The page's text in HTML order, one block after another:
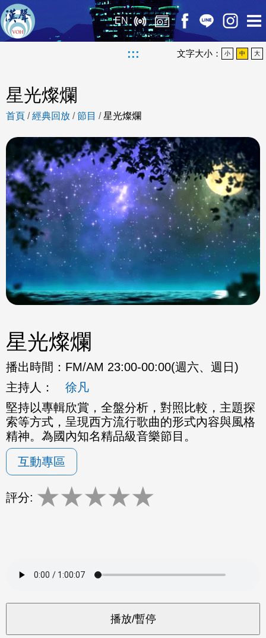
EN
::: 文字大小： 小 中 大
星光燦爛
首頁 /經典回放 /節目 /星光燦爛
星光燦爛
播出時間： FM/AM 23:00-00:00(週六、週日)
主持人：
徐凡
堅持以專輯欣賞，全盤分析，對照比較，主題探
索等方式，呈現西方流行歌曲的形式內容與風格
精神。為國內知名精品級音樂節目。
互動專區
評分: ★★★★★